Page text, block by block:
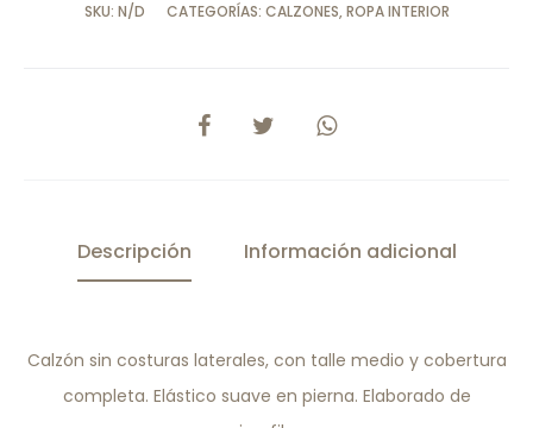
SKU: N/D CATEGORÍAS: CALZONES,ROPA INTERIOR
COMPARTIR
Descripción Información adicional
Calzón sin costuras laterales, con talle medio y cobertura
completa. Elástico suave en pierna. Elaborado de